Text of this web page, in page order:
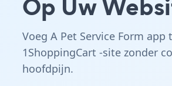
Op Uw
Voeg A Pet Service Form app
1ShoppingCart -site zonder
hoofdpijn.